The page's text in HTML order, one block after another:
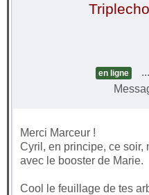
en ligne
Merci Marceur !
Cyril, en principe, ce soir,
avec le booster de Marie.
Cool le feuillage de tes